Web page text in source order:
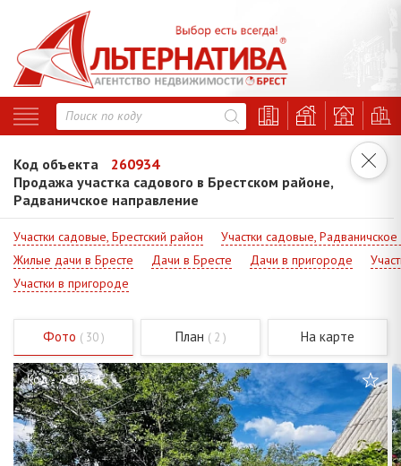
Код объекта
260934
Продажа участка садового в Брестском районе,
Радваничское направление
Участки садовые, Брестский район
Участки садовые,
Жилые дачи в Бресте
Дачи в Бресте Дачи в пригороде
Участки в пригороде
Фото ( 30 ) План ( 2 ) На карте
Код - 260934